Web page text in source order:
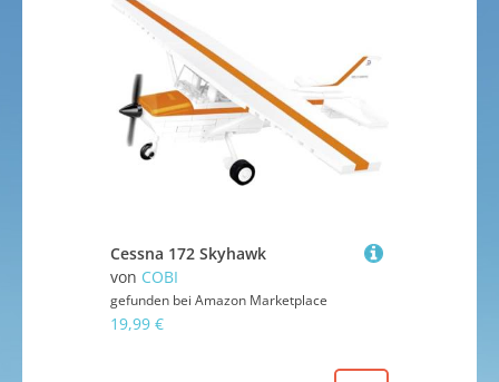
Cessna 172 Skyhawk
von COBI
gefunden bei Amazon Marketplace
19,99 €